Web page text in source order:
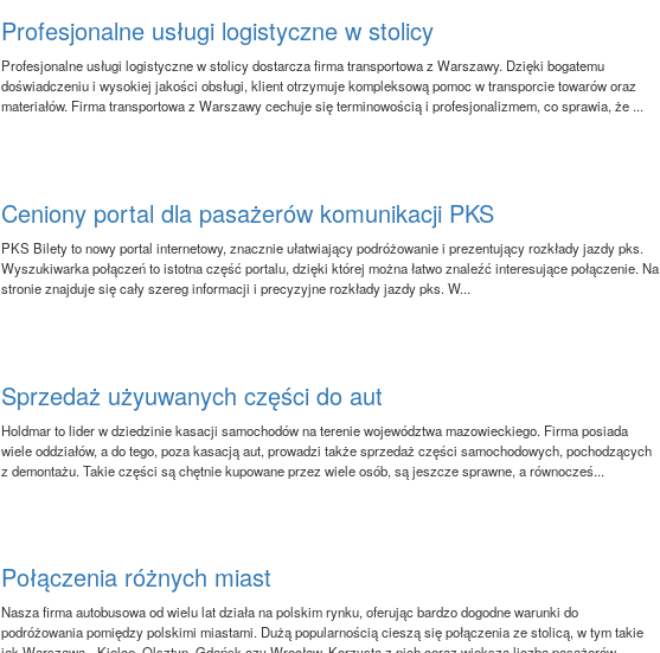
Profesjonalne usługi logistyczne w stolicy
Profesjonalne usługi logistyczne w stolicy dostarcza firma transportowa z Warszawy. Dzięki bogatemu
doświadczeniu i wysokiej jakości obsługi, klient otrzymuje kompleksową pomoc w transporcie towarów oraz
materiałów. Firma transportowa z Warszawy cechuje się terminowością i profesjonalizmem, co sprawia, że ...
Ceniony portal dla pasażerów komunikacji PKS
PKS Bilety to nowy portal internetowy, znacznie ułatwiający podróżowanie i prezentujący rozkłady jazdy pks.
Wyszukiwarka połączeń to istotna część portalu, dzięki której można łatwo znaleźć interesujące połączenie. Na
stronie znajduje się cały szereg informacji i precyzyjne rozkłady jazdy pks. W...
Sprzedaż użyuwanych części do aut
Holdmar to lider w dziedzinie kasacji samochodów na terenie województwa mazowieckiego. Firma posiada
wiele oddziałów, a do tego, poza kasacją aut, prowadzi także sprzedaż części samochodowych, pochodzących
z demontażu. Takie części są chętnie kupowane przez wiele osób, są jeszcze sprawne, a równocześ...
Połączenia różnych miast
Nasza firma autobusowa od wielu lat działa na polskim rynku, oferując bardzo dogodne warunki do
podróżowania pomiędzy polskimi miastami. Dużą popularnością cieszą się połączenia ze stolicą, w tym takie